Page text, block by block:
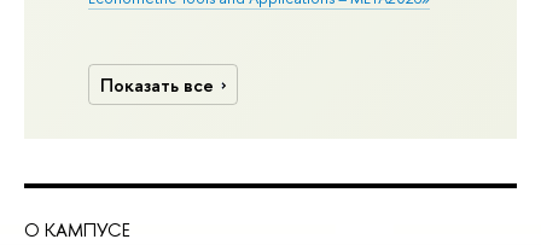
Показать все
О КАМПУСЕ